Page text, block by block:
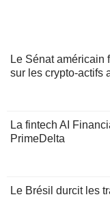
Le Sénat américain
sur les crypto-actifs
La fintech AI
PrimeDelta
Le Brésil durcit les